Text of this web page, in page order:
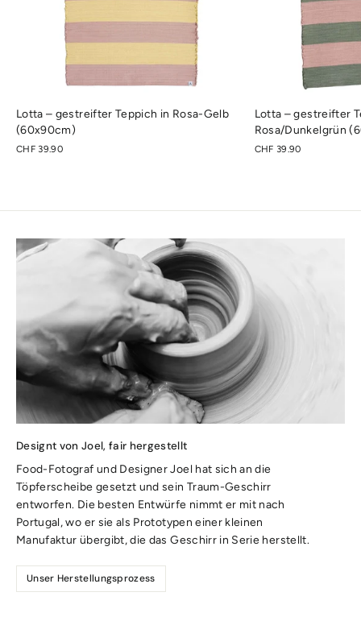
Lotta – gestreifter Teppich in Rosa-Gelb
(60x90cm)
CHF 39.90
Lotta – gestreifter
Rosa/Dunkelgrün
CHF 39.90
Designt von Joel, fair hergestellt
Food-Fotograf und Designer Joel hat sich an die
Töpferscheibe gesetzt und sein Traum-Geschirr
entworfen. Die besten Entwürfe nimmt er mit nach
Portugal, wo er sie als Prototypen einer kleinen
Manufaktur übergibt, die das Geschirr in Serie herstellt.
Unser Herstellungsprozess